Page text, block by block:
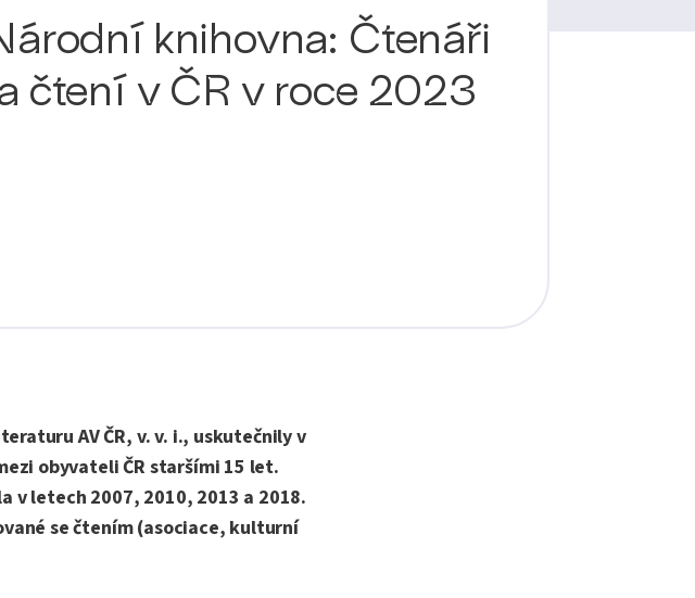
knihovna: Čtenáři
čtení v ČR v roce 2023
AV ČR, v. v. i., uskutečnily v
obyvateli ČR staršími 15 let.
v letech 2007, 2010, 2013 a 2018.
se čtením (asociace, kulturní